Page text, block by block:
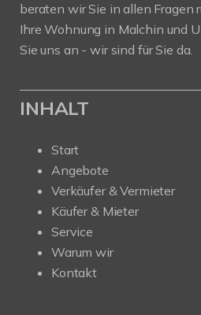
beraten wir Sie in allen Fragen
Ihre Wohnung in Malchin und
Sie uns an - wir sind für Sie da.
INHALT
Start
Angebote
Verkäufer & Vermieter
Käufer & Mieter
Service
Warum wir
Kontakt